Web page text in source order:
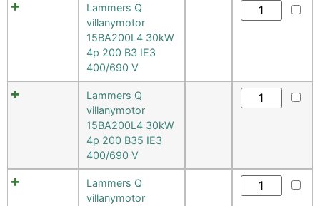
Lammers Q
villanymotor
15BA200L4 30kW
4p 200 B3 IE3
400/690 V
Lammers Q
villanymotor
15BA200L4 30kW
4p 200 B35 IE3
400/690 V
Lammers Q
villanymotor